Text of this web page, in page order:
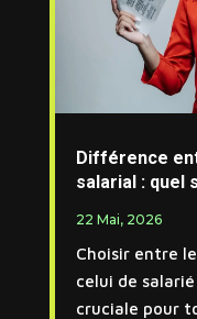
Différence
salarial : quel
22 Mai, 2026
Choisir entre
celui de
cruciale pour